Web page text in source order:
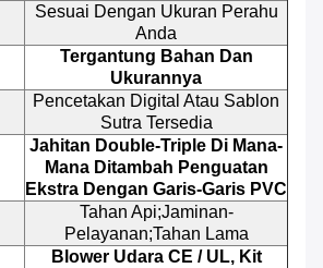
Sesuai Dengan Ukuran Perahu
Anda
Tergantung Bahan Dan
Ukurannya
Pencetakan Digital Atau Sablon
Sutra Tersedia
Jahitan Double-Triple Di Mana-
Mana Ditambah Penguatan
Ekstra Dengan Garis-Garis PVC
Tahan Api;Jaminan-
Pelayanan;Tahan Lama
Blower Udara CE / UL, Kit